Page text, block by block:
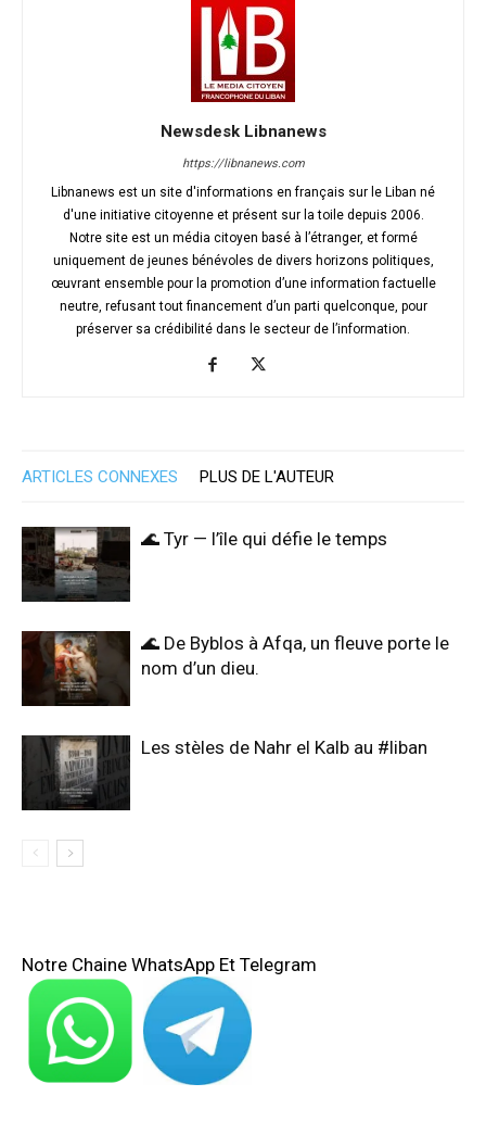
Newsdesk Libnanews
https://libnanews.com
Libnanews est un site d'informations en français sur le Liban né
d'une initiative citoyenne et présent sur la toile depuis 2006.
Notre site est un média citoyen basé à l’étranger, et formé
uniquement de jeunes bénévoles de divers horizons politiques,
œuvrant ensemble pour la promotion d’une information factuelle
neutre, refusant tout financement d’un parti quelconque, pour
préserver sa crédibilité dans le secteur de l’information.
ARTICLES CONNEXES PLUS DE L'AUTEUR
🌊 Tyr — l’île qui défie le temps
🌊 De Byblos à Afqa, un fleuve porte le
nom d’un dieu.
Les stèles de Nahr el Kalb au #liban
Notre Chaine WhatsApp Et Telegram